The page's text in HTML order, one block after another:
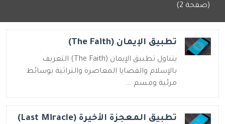
(صفحة 2)
تطبيق الإيمان (The Faith)
يتناول تطبيق الإيمان (The Faith) التعريف
بالإسلام والقضايا المعاصرة والتراثية بوسائط
مرئية ومسم ...
تطبيق المعجزة الأخيرة (Last Miracle)